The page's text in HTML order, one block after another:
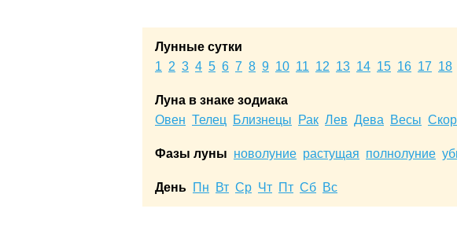
Лунные сутки
1 2 3 4 5 6 7 8 9 10 11 12 13 14 15 16 17 18
Луна в знаке зодиака
Овен Телец Близнецы Рак Лев Дева Весы
Фазы луны новолуние растущая полнолуние
День Пн Вт Ср Чт Пт Сб Вс